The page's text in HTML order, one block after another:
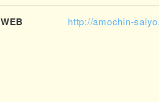
WEB http://amochin-